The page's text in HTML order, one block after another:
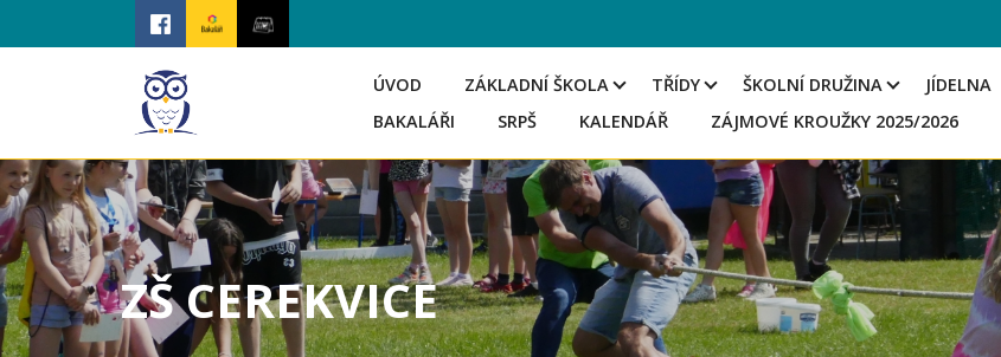
ÚVOD ZÁKLADNÍ ŠKOLA TŘÍDY ŠKOLNÍ DRUŽINA JÍDELNA
BAKALÁŘI
SRPŠ KALENDÁŘ ZÁJMOVÉ KROUŽKY 2025/2026
ZŠ CEREKVICE